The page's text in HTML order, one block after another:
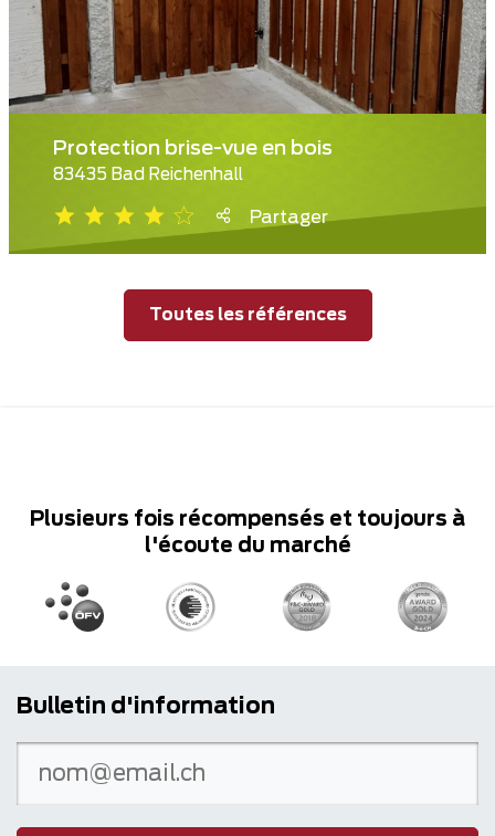
Protection brise-vue en bois
83435 Bad Reichenhall
Partager
Toutes les références
Plusieurs fois récompensés et toujours à
l'écoute du marché
Bulletin d'information